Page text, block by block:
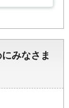
みなさま